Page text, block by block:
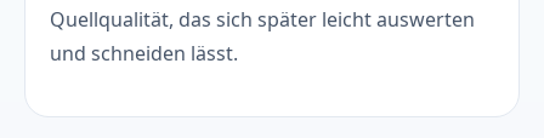
Quellqualität, das sich später leicht auswerten
und schneiden lässt.